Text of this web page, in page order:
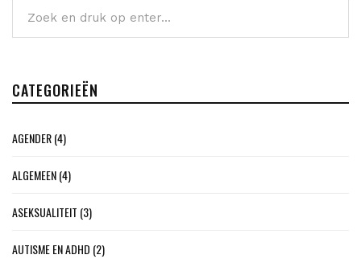
CATEGORIEËN
AGENDER(4)
ALGEMEEN(4)
ASEKSUALITEIT (3)
AUTISME EN ADHD (2)